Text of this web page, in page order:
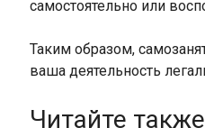
самостоятельно или
Таким образом,
ваша деятельность
Читайте